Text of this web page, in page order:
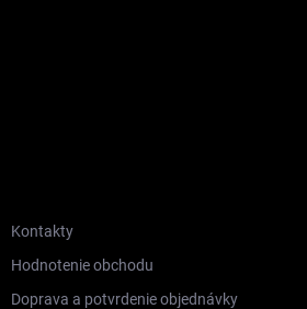
Kontakty
Hodnotenie obchodu
Doprava a potvrdenie objednávky